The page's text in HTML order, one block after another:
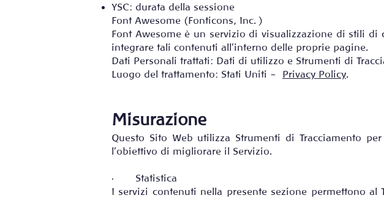
YSC: durata della sessione
Font Awesome (Fonticons, Inc. )
Font Awesome è un servizio di visualizzazione di stili di
integrare tali contenuti all’interno delle proprie pagine.
Dati Personali trattati: Dati di utilizzo e Strumenti di
Luogo del trattamento: Stati Uniti – Privacy Policy.
Misurazione
Questo Sito Web utilizza Strumenti di Tracciamento
l'obiettivo di migliorare il Servizio.
· Statistica
I servizi contenuti nella presente sezione permettono